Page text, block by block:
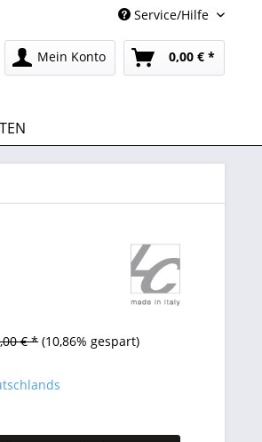
Service/Hilfe
Mein Konto 0,00 € *
€ * (10,86% gespart)